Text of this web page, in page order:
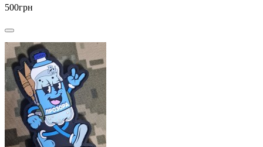
500грн